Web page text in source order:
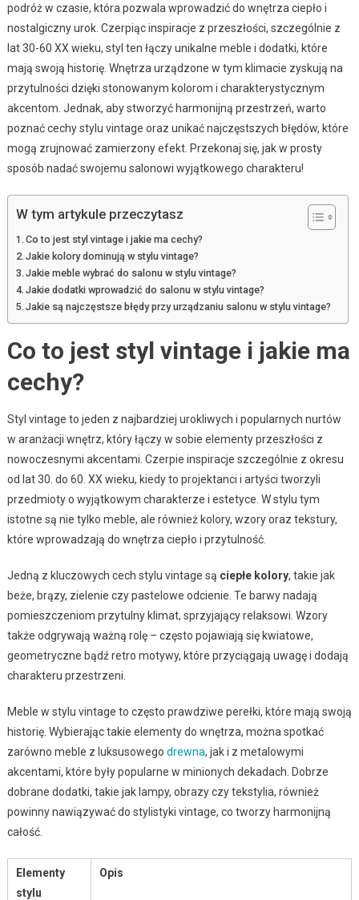
podróż w czasie, która pozwala wprowadzić do wnętrza ciepło i
nostalgiczny urok. Czerpiąc inspiracje z przeszłości, szczególnie z
lat 30-60 XX wieku, styl ten łączy unikalne meble i dodatki, które
mają swoją historię. Wnętrza urządzone w tym klimacie zyskują na
przytulności dzięki stonowanym kolorom i charakterystycznym
akcentom. Jednak, aby stworzyć harmonijną przestrzeń, warto
poznać cechy stylu vintage oraz unikać najczęstszych błędów, które
mogą zrujnować zamierzony efekt. Przekonaj się, jak w prosty
sposób nadać swojemu salonowi wyjątkowego charakteru!
W tym artykule przeczytasz
Co to jest styl vintage i jakie ma cechy?
Jakie kolory dominują w stylu vintage?
Jakie meble wybrać do salonu w stylu vintage?
Jakie dodatki wprowadzić do salonu w stylu vintage?
Jakie są najczęstsze błędy przy urządzaniu salonu w stylu vintage?
Co to jest styl vintage i jakie ma
cechy?
Styl vintage to jeden z najbardziej urokliwych i popularnych nurtów
w aranżacji wnętrz, który łączy w sobie elementy przeszłości z
nowoczesnymi akcentami. Czerpie inspiracje szczególnie z okresu
od lat 30. do 60. XX wieku, kiedy to projektanci i artyści tworzyli
przedmioty o wyjątkowym charakterze i estetyce. W stylu tym
istotne są nie tylko meble, ale również kolory, wzory oraz tekstury,
które wprowadzają do wnętrza ciepło i przytulność.
Jedną z kluczowych cech stylu vintage są ciepłe kolory, takie jak
beże, brązy, zielenie czy pastelowe odcienie. Te barwy nadają
pomieszczeniom przytulny klimat, sprzyjający relaksowi. Wzory
także odgrywają ważną rolę – często pojawiają się kwiatowe,
geometryczne bądź retro motywy, które przyciągają uwagę i dodają
charakteru przestrzeni.
Meble w stylu vintage to często prawdziwe perełki, które mają swoją
historię. Wybierając takie elementy do wnętrza, można spotkać
zarówno meble z luksusowego drewna, jak i z metalowymi
akcentami, które były popularne w minionych dekadach. Dobrze
dobrane dodatki, takie jak lampy, obrazy czy tekstylia, również
powinny nawiązywać do stylistyki vintage, co tworzy harmonijną
całość.
Elementy
stylu
Opis